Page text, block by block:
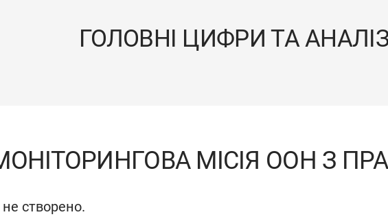
ГОЛОВНІ ЦИФРИ ТА
МОНІТОРИНГОВА МІСІЯ ООН З
створено.